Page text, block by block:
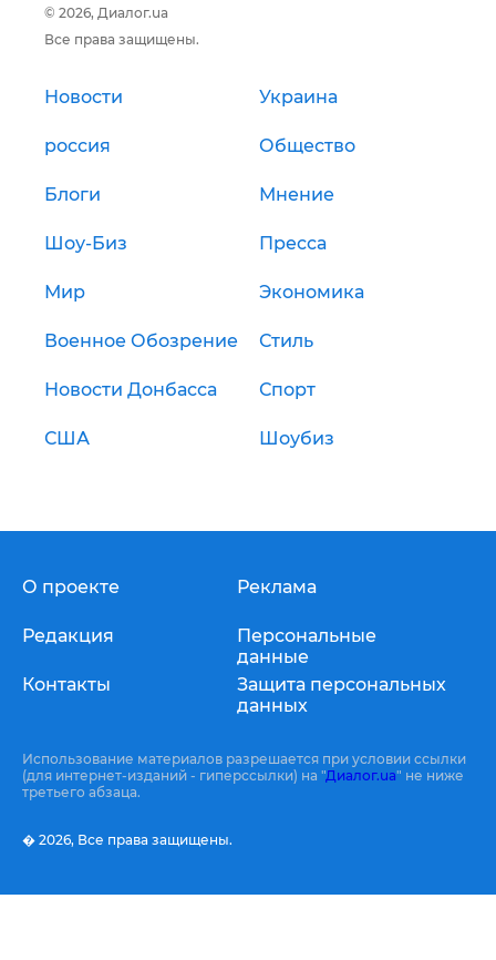
© 2026, Диалог.ua
Все права защищены.
Новости Украина
россия Общество
Блоги Мнение
Шоу-Биз Пресса
Мир Экономика
Военное Обозрение Стиль
Новости Донбасса Спорт
США Шоубиз
О проекте
Редакция
Контакты
Реклама
Персональные
данные
Защита персональных
данных
Использование материалов разрешается при условии ссылки
(для интернет-изданий - гиперссылки) на "Диалог.ua" не ниже
третьего абзаца.
� 2026, Все права защищены.